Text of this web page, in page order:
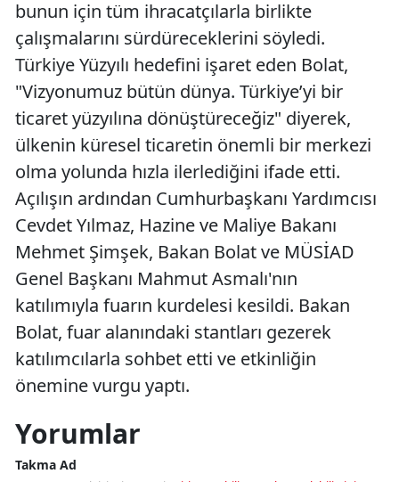
bunun için tüm ihracatçılarla birlikte
çalışmalarını sürdüreceklerini söyledi.
Türkiye Yüzyılı hedefini işaret eden Bolat,
"Vizyonumuz bütün dünya. Türkiye’yi bir
ticaret yüzyılına dönüştüreceğiz" diyerek,
ülkenin küresel ticaretin önemli bir merkezi
olma yolunda hızla ilerlediğini ifade etti.
Açılışın ardından Cumhurbaşkanı Yardımcısı
Cevdet Yılmaz, Hazine ve Maliye Bakanı
Mehmet Şimşek, Bakan Bolat ve MÜSİAD
Genel Başkanı Mahmut Asmalı'nın
katılımıyla fuarın kurdelesi kesildi. Bakan
Bolat, fuar alanındaki stantları gezerek
katılımcılarla sohbet etti ve etkinliğin
önemine vurgu yaptı.
Yorumlar
Takma Ad